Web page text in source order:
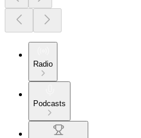
Radio
Podcasts